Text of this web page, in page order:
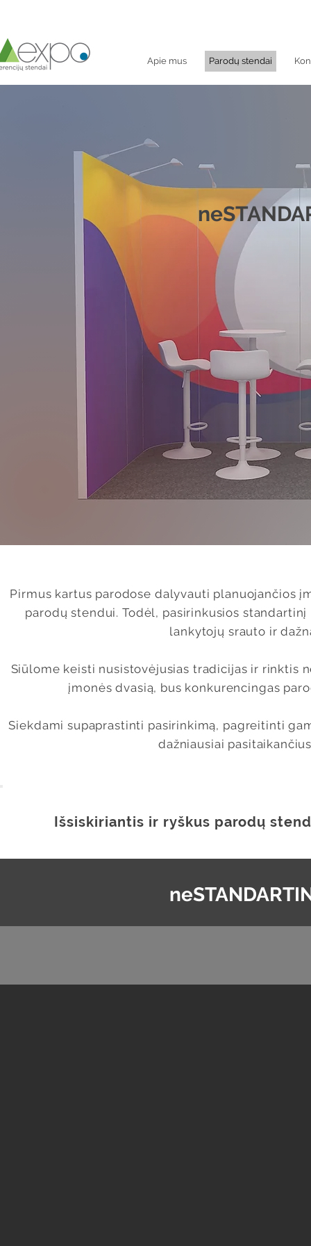
Apie mus Parodų stendai
Pirmus kartus parodose dalyvauti planuojančios
parodų stendui. Todėl, pasirinkusios
lankytojų srauto ir
Siūlome keisti nusistovėjusias tradicijas ir rinktis
įmonės dvasią, bus konkurencingas
Siekdami supaprastinti pasirinkimą, pagreitinti
dažniausiai
Išsiskiriantis ir ryškus parodų